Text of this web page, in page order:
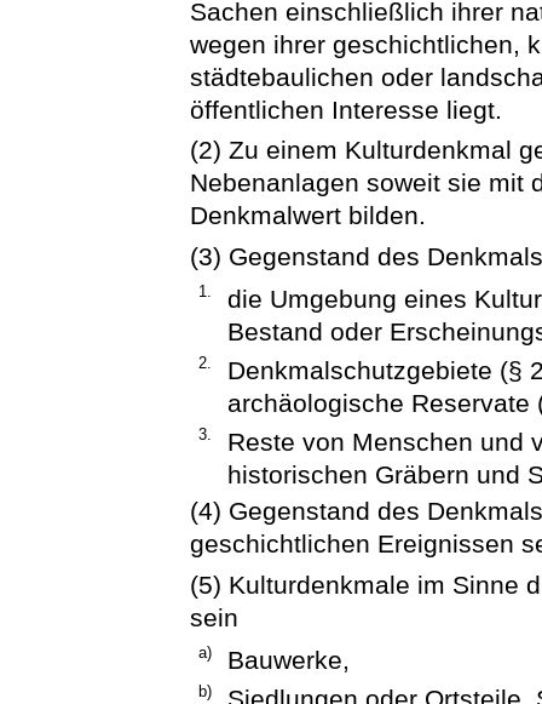
Sachen einschließlich ihrer
wegen ihrer geschichtlichen,
städtebaulichen oder
öffentlichen Interesse liegt.
(2) Zu einem Kulturdenkmal
Nebenanlagen soweit sie mit
Denkmalwert bilden.
(3) Gegenstand des
1.
die Umgebung eines
Bestand oder
2.
Denkmalschutzgebiete (§
archäologische Reservate
3.
Reste von Menschen und
historischen Gräbern und
(4) Gegenstand des
geschichtlichen Ereignissen
(5) Kulturdenkmale im Sinne
sein
a) Bauwerke,
b) Siedlungen oder Ortsteile,